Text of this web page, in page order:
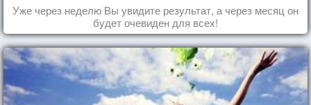
Уже через неделю Вы увидите результат, а через месяц он
будет очевиден для всех!